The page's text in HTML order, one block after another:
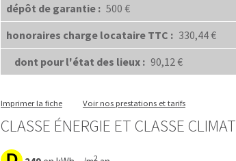
dépôt de garantie : 500 €
honoraires charge locataire TTC : 330,44 €
dont pour l'état des lieux : 90,12 €
Imprimer la fiche Voir nos prestations et tarifs
CLASSE ÉNERGIE ET CLASSE CLIMAT
2